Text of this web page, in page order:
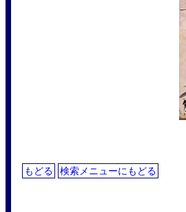
もどる 検索メニューにもどる